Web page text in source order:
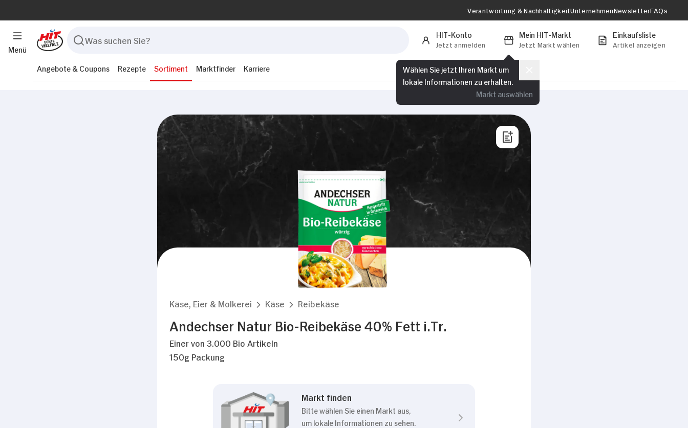
Menü
Verantwortung & NachhaltigkeitUnternehmenNewsletterFAQs
HIT-Konto
Jetzt anmelden
Mein HIT-Markt
Jetzt Markt wählen
Wählen Sie jetzt Ihren Markt um
lokale Informationen zu erhalten.
Markt auswählen
Einkaufsliste
Artikel anzeigen
Angebote & Coupons Rezepte Sortiment Marktfinder Karriere
Käse, Eier & Molkerei Käse Reibekäse
Andechser Natur Bio-Reibekäse 40% Fett i.Tr.
Einer von 3.000 Bio Artikeln
150g Packung
Markt finden
Bitte wählen Sie einen Markt aus,
um lokale Informationen zu sehen.